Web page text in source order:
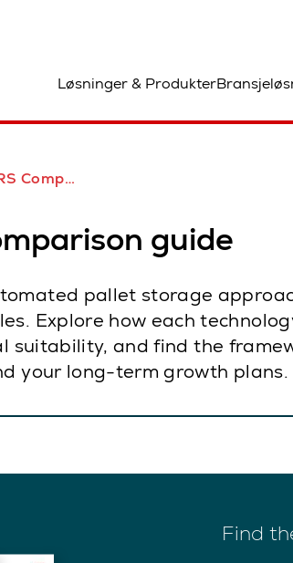
Løsninger & Produkter
Deep-Lane & Roaming Shuttles
guide
pallet storage
Explore how each
and find the
your long-term growth plans.
Find